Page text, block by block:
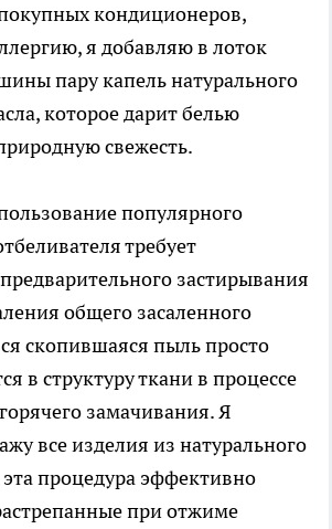
кондиционеров,
я добавляю в лоток
пару капель натурального
которое дарит белью
свежесть.
популярного
требует
застирывания
общего засаленного
скопившаяся пыль просто
в структуру ткани в процессе
замачивания. Я
все изделия из натурального
эта процедура эффективно
при отжиме